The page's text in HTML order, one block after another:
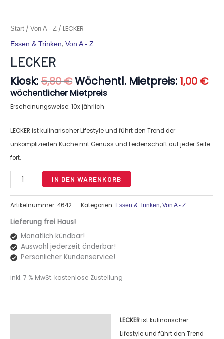
Start /Von A - Z / LECKER
Essen & Trinken,Von A - Z
LECKER
Kiosk:5,80€
Ursprünglicher
Preis
war:
Wöchentl. Mietpreis: 1,00 €
wöchentlicher Mietpreis
Erscheinungsweise: 10x jährlich
LECKER ist kulinarischer Lifestyle und führt den Trend der
unkomplizierten Küche mit Genuss und Leidenschaft auf jeder Seite
fort.
LECKER
IN DEN WARENKORB
Artikelnummer:4642 Kategorien: Essen & Trinken,Von A - Z
Lieferung frei Haus!
Monatlich kündbar!
Auswahl jederzeit änderbar!
Persönlicher Kundenservice!
inkl. 7 % MwSt. kostenlose Zustellung
LECKERist kulinarischer
Lifestyle und führt den Trend